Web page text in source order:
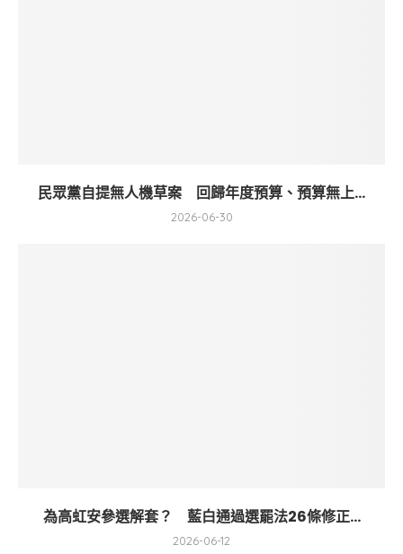
民眾黨自提無人機草案 回歸年度預算、預算無上...
2026-06-30
為高虹安參選解套？ 藍白通過選罷法26條修正...
2026-06-12